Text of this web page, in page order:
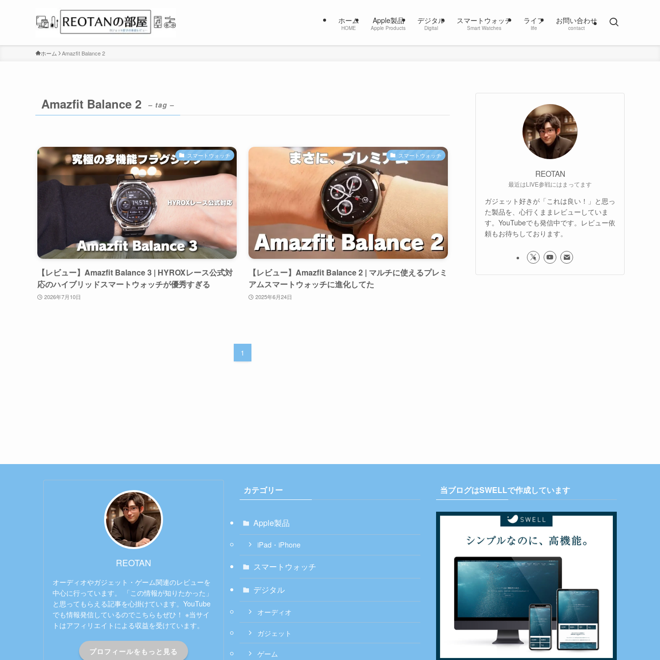
ホーム
HOME
Apple製品
Apple Products
デジタル
Digital
スマートウォッチ
Smart Watches
ライフ
life
お問い合わせ
contact
ホーム Amazfit Balance 2
Amazfit Balance 2 – tag –
スマートウォッチ
【レビュー】Amazfit Balance 3 | HYROXレース公式対
応のハイブリッドスマートウォッチが優秀すぎる
2026年7月10日
スマートウォッチ
【レビュー】Amazfit Balance 2 | マルチに使えるプレミ
アムスマートウォッチに進化してた
2025年6月24日
1
REOTAN
最近はLIVE参戦にはまってます
ガジェット好きが「これは良い！」と思っ
た製品を、心行くままレビューしていま
す。YouTubeでも発信中です。レビュー依
頼もお待ちしております。
REOTAN
オーディオやガジェット・ゲーム関連のレビューを
中心に行っています。 「この情報が知りたかった」
と思ってもらえる記事を心掛けています。YouTube
でも情報発信しているのでこちらもぜひ！ ※当サイ
トはアフィリエイトによる収益を受けています。
プロフィールをもっと見る
カテゴリー
Apple製品
iPad・iPhone
スマートウォッチ
デジタル
オーディオ
ガジェット
ゲーム
当ブログはSWELLで作成しています